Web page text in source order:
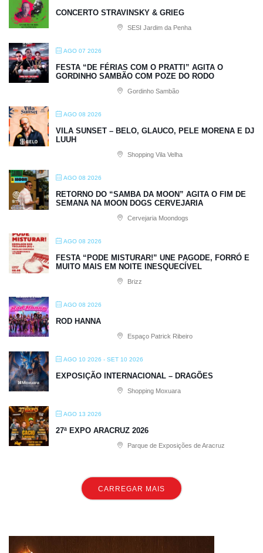
CONCERTO STRAVINSKY & GRIEG
SESI Jardim da Penha
AGO 07 2026
FESTA “DE FÉRIAS COM O PRATTI” AGITA O
GORDINHO SAMBÃO COM POZE DO RODO
Gordinho Sambão
AGO 08 2026
VILA SUNSET – BELO, GLAUCO, PELE MORENA E DJ
LUUH
Shopping Vila Velha
AGO 08 2026
RETORNO DO “SAMBA DA MOON” AGITA O FIM DE
SEMANA NA MOON DOGS CERVEJARIA
Cervejaria Moondogs
AGO 08 2026
FESTA “PODE MISTURAR!” UNE PAGODE, FORRÓ E
MUITO MAIS EM NOITE INESQUECÍVEL
Brizz
AGO 08 2026
ROD HANNA
Espaço Patrick Ribeiro
AGO 10 2026 - SET 10 2026
EXPOSIÇÃO INTERNACIONAL – DRAGÕES
Shopping Moxuara
AGO 13 2026
27ª EXPO ARACRUZ 2026
Parque de Exposições de Aracruz
CARREGAR MAIS